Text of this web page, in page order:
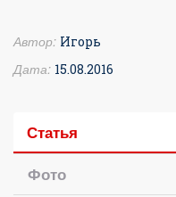
Автор: Игорь
Дата: 15.08.2016
Статья
Фото